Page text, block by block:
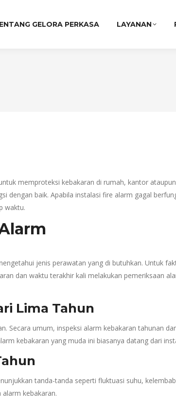
GELORA PERKASA LAYANAN
memproteksi kebakaran di rumah, kantor
dengan baik. Apabila instalasi fire alarm gagal
waktu.
jenis perawatan yang di butuhkan. Untuk
dan waktu terakhir kali melakukan pemeriksaan
Lima Tahun
Secara umum, inspeksi alarm kebakaran tahunan
kebakaran yang muda ini biasanya datang dari
tanda-tanda seperti fluktuasi suhu,
kebakaran.